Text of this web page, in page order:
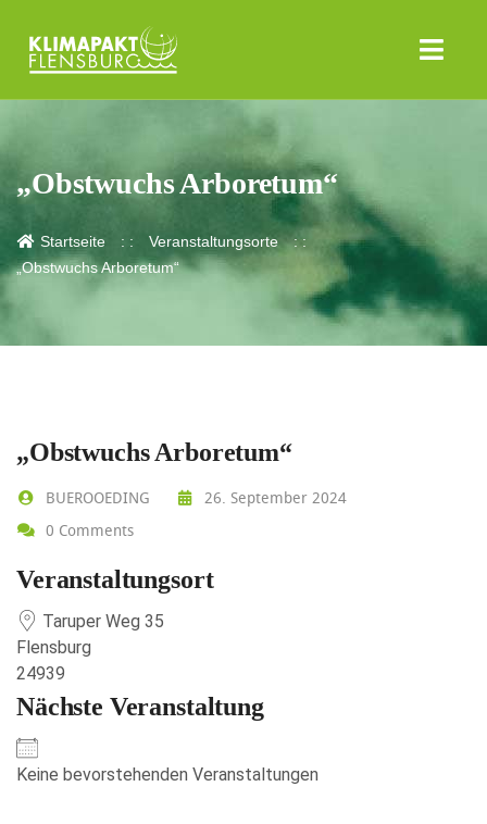
„Obstwuchs Arboretum“
Startseite
Veranstaltungsorte
„Obstwuchs Arboretum“
„Obstwuchs Arboretum“
BUEROOEDING
26. September 2024
0 Comments
Veranstaltungsort
Taruper Weg 35
Flensburg
24939
Nächste Veranstaltung
Keine bevorstehenden Veranstaltungen